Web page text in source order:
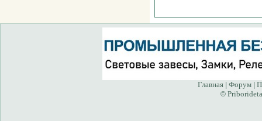
Главная Форум
©